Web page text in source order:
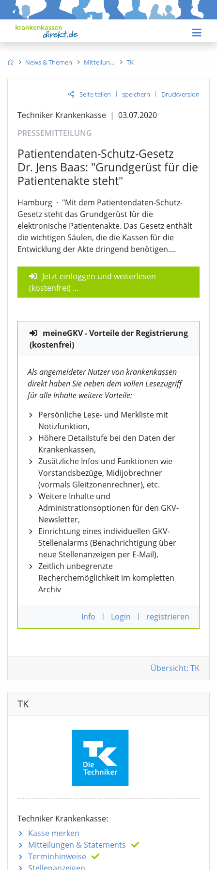
News & Themen Mitteilun TK
Seite teilen | speichern | Druckversion
Techniker Krankenkasse | 03.07.2020
PRESSEMITTEILUNG
Patientendaten-Schutz-Gesetz
Dr. Jens Baas: "Grundgerüst für die
Patientenakte steht"
Hamburg · "Mit dem Patientendaten-Schutz-
Gesetz steht das Grundgerüst für die
elektronische Patientenakte. Das Gesetz enthält
die wichtigen Säulen, die die Kassen für die
Entwicklung der Akte dringend benötigen....
Jetzt einloggen und weiterlesen
(kostenfrei) ...
meineGKV - Vorteile der Registrierung
(kostenfrei)
Als angemeldeter Nutzer von krankenkassen
direkt haben Sie neben dem vollen Lesezugriff
für alle Inhalte weitere Vorteile:
Persönliche Lese- und Merkliste mit
Notizfunktion,
Höhere Detailstufe bei den Daten der
Krankenkassen,
Zusätzliche Infos und Funktionen wie
Vorstandsbezüge, Midijobrechner
(vormals Gleitzonenrechner), etc.
Weitere Inhalte und
Administrationsoptionen für den GKV-
Newsletter,
Einrichtung eines individuellen GKV-
Stellenalarms (Benachrichtigung über
neue Stellenanzeigen per E-Mail),
Zeitlich unbegrenzte
Recherchemöglichkeit im kompletten
Archiv
Info | Login | registrieren
Übersicht: TK
TK
Techniker Krankenkasse:
Kasse merken
Mitteilungen & Statements
Terminhinweise